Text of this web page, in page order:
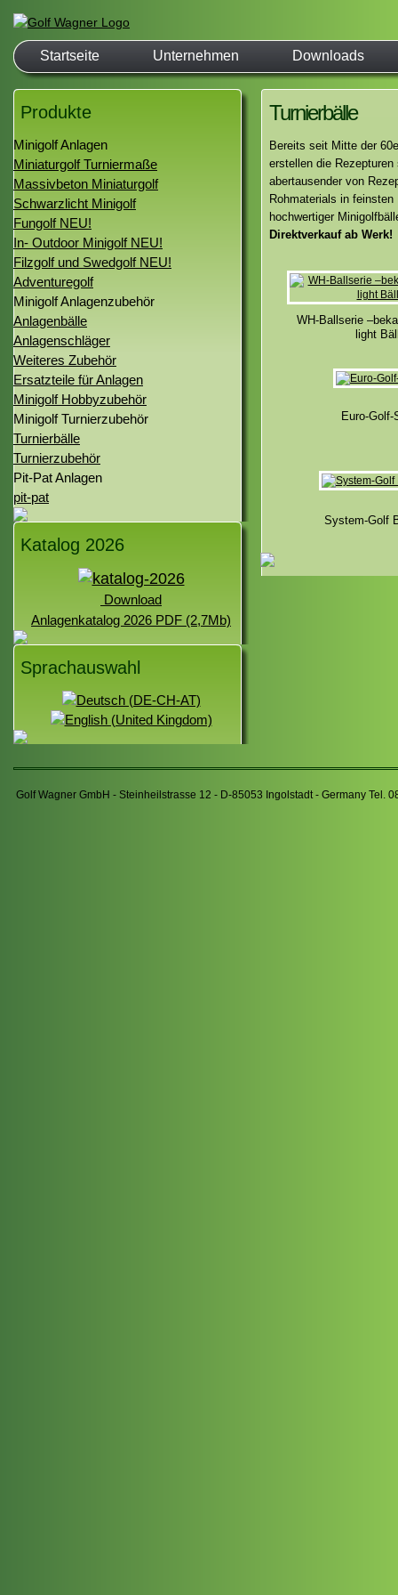
Startseite Unternehmen Downloads
Produkte
Minigolf Anlagen
Miniaturgolf Turniermaße
Massivbeton Miniaturgolf
Schwarzlicht Minigolf
Fungolf NEU!
In- Outdoor Minigolf NEU!
Filzgolf und Swedgolf NEU!
Adventuregolf
Minigolf Anlagenzubehör
Anlagenbälle
Anlagenschläger
Weiteres Zubehör
Ersatzteile für Anlagen
Minigolf Hobbyzubehör
Minigolf Turnierzubehör
Turnierbälle
Turnierzubehör
Pit-Pat Anlagen
pit-pat
Katalog 2026
Download
Anlagenkatalog 2026 PDF (2,7Mb)
Sprachauswahl
Turnierbälle
Bereits seit Mitte der
erstellen die
abertausender von
Rohmaterials in
hochwertiger
Direktverkauf ab Werk!
WH-Ballserie
light
Euro-Golf-
System-Golf
Golf Wagner GmbH - Steinheilstrasse 12 - D-85053 Ingolstadt - Germany Tel.